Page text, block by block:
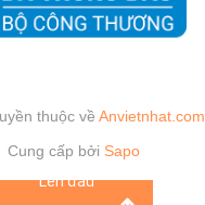
thuộc về Anvietnhat.com
Cung cấp bởi Sapo
Lên đầu